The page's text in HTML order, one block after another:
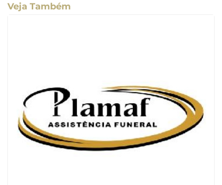
Veja Também